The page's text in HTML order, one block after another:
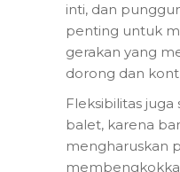
inti, dan
penting untuk
gerakan yang
dorong dan
Fleksibilitas
balet, karena
mengharuskan